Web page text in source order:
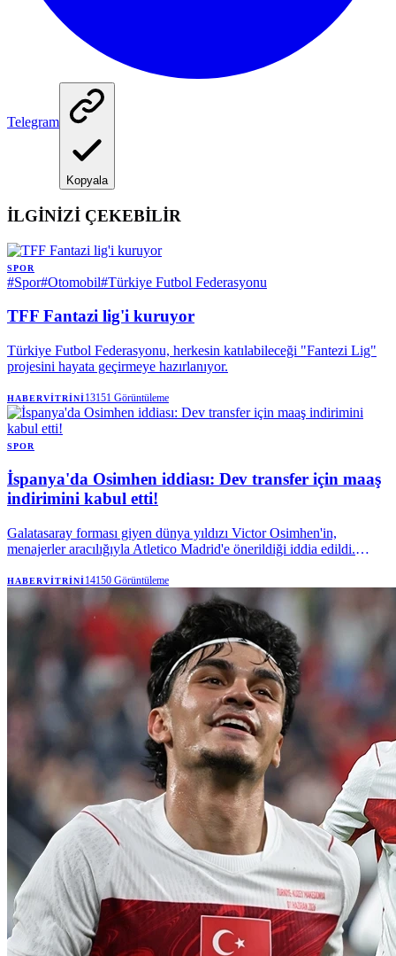
Telegram
Kopyala
İLGİNİZİ ÇEKEBİLİR
SPOR
#Spor#Otomobil#Türkiye Futbol Federasyonu
TFF Fantazi lig'i kuruyor
Türkiye Futbol Federasyonu, herkesin katılabileceği "Fantezi Lig"
projesini hayata geçirmeye hazırlanıyor.
HABERVITRINI13151 Görüntüleme
SPOR
İspanya'da Osimhen iddiası: Dev transfer için maaş
indirimini kabul etti!
Galatasaray forması giyen dünya yıldızı Victor Osimhen'in,
menajerler aracılığıyla Atletico Madrid'e önerildiği iddia edildi.
de Osimhen'i kadroda görmek istediğini yazdı.
HABERVITRINI14150 Görüntüleme